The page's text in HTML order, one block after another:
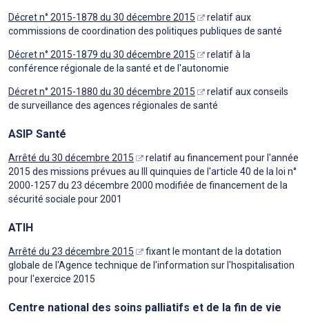
Décret n° 2015-1878 du 30 décembre 2015
relatif aux
commissions de coordination des politiques publiques de santé
Décret n° 2015-1879 du 30 décembre 2015
relatif à la
conférence régionale de la santé et de l'autonomie
Décret n° 2015-1880 du 30 décembre 2015
relatif aux conseils
de surveillance des agences régionales de santé
ASIP Santé
Arrêté du 30 décembre 2015
relatif au financement pour l'année
2015 des missions prévues au III quinquies de l'article 40 de la loi n°
2000-1257 du 23 décembre 2000 modifiée de financement de la
sécurité sociale pour 2001
ATIH
Arrêté du 23 décembre 2015
fixant le montant de la dotation
globale de l'Agence technique de l'information sur l'hospitalisation
pour l'exercice 2015
Centre national des soins palliatifs et de la fin de vie